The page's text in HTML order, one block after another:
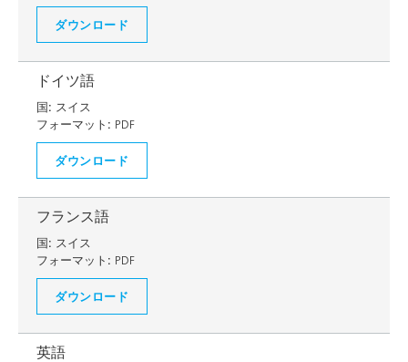
ダウンロード
ドイツ語
国: スイス
フォーマット: PDF
ダウンロード
フランス語
国: スイス
フォーマット: PDF
ダウンロード
英語